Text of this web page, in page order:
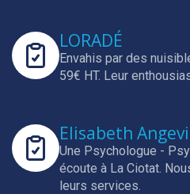
LORADÉ
Envahis par des
59€ HT. Leur
Elisabeth
Une Psychologue -
écoute à La Ciotat.
leurs services.